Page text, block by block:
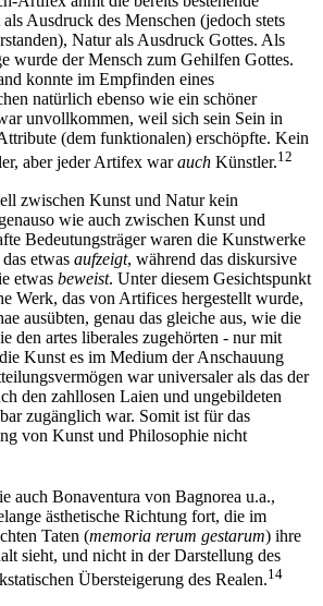
Ausdruck des Menschen (jedoch stets
Natur als Ausdruck Gottes. Als
wurde der Mensch zum Gehilfen Gottes.
konnte im Empfinden eines
natürlich ebenso wie ein schöner
unvollkommen, weil sich sein Sein in
(dem funktionalen) erschöpfte. Kein
aber jeder Artifex warauch Künstler.12
zwischen Kunst und Natur kein
wie auch zwischen Kunst und
Bedeutungsträger waren die Kunstwerke
etwas aufzeigt, während das diskursive
etwas beweist. Unter diesem Gesichtspunkt
Werk, das von Artifices hergestellt wurde,
ausübten, genau das gleiche aus, wie die
den artes liberales zugehörten - nur mit
Kunst es im Medium der Anschauung
war universaler als das der
den zahllosen Laien und ungebildeten
zugänglich war. Somit ist für das
von Kunst und Philosophie nicht
auch Bonaventura von Bagnorea u.a.,
ästhetische Richtung fort, die im
Taten (memoria rerum gestarum) ihre
sieht, und nicht in der Darstellung des
Übersteigerung des Realen.14